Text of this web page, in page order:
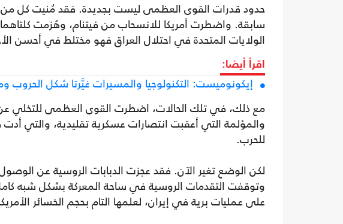
حدود قدرات القوى العظمى ليست بجديدة. فقد مُنيت كل
سابقة. واضطرت أمريكا للانسحاب من فيتنام، وهُزمت
الولايات المتحدة في احتلال العراق فهو مختلط في أحسن
اقرأ أيضا:
إيكونوميست: التكنولوجيا والمسيرات غيَّرتا شكل الحروب
مع ذلك، في تلك الحالات، اضطرت القوى العظمى للتخلي
والمؤلمة التي أعقبت انتصارات عسكرية تقليدية، والتي
للحرب.
لكن الوضع تغير الآن. فقد عجزت الدبابات الروسية عن
وتوقفت التقدمات الروسية في ساحة المعركة بشكل شبه
على عمليات برية في إيران، لعلمها التام بحجم الخسائر